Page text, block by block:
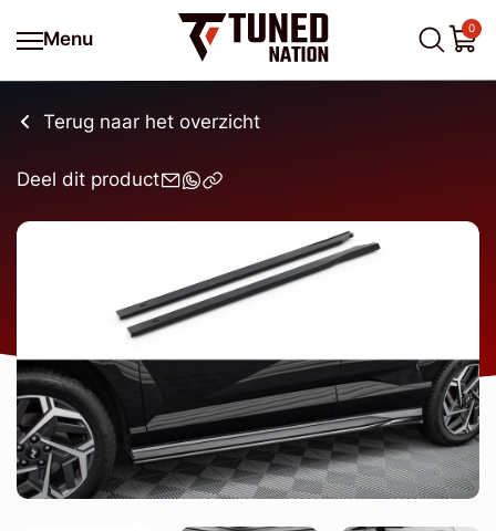
Menu
0
Terug naar het overzicht
Deel dit product